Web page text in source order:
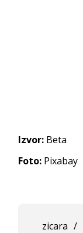
Izvor: Beta
Foto: Pixabay
zicara /